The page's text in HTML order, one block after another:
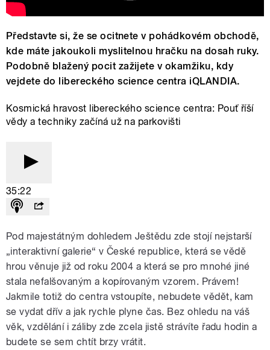
Představte si, že se ocitnete v pohádkovém obchodě,
kde máte jakoukoli myslitelnou hračku na dosah ruky.
Podobně blažený pocit zažijete v okamžiku, kdy
vejdete do libereckého science centra iQLANDIA.
Kosmická hravost libereckého science centra: Pouť říší
vědy a techniky začíná už na parkovišti
35:22
Pod majestátným dohledem Ještědu zde stojí nejstarší
„interaktivní galerie“ v České republice, která se vědě
hrou věnuje již od roku 2004 a která se pro mnohé jiné
stala nefalšovaným a kopírovaným vzorem. Právem!
Jakmile totiž do centra vstoupíte, nebudete vědět, kam
se vydat dřív a jak rychle plyne čas. Bez ohledu na váš
věk, vzdělání i záliby zde zcela jistě strávíte řadu hodin a
budete se sem chtít brzy vrátit.